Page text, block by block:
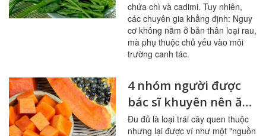
chứa chì và cadimi. Tuy nhiên,
các chuyên gia khẳng định: Nguy
cơ không nằm ở bản thân loại rau,
mà phụ thuộc chủ yếu vào môi
trường canh tác.
4 nhóm người được
bác sĩ khuyên nên ăn
đu đủ thường xuyên
Đu đủ là loại trái cây quen thuộc
nhưng lại được ví như một "nguồn